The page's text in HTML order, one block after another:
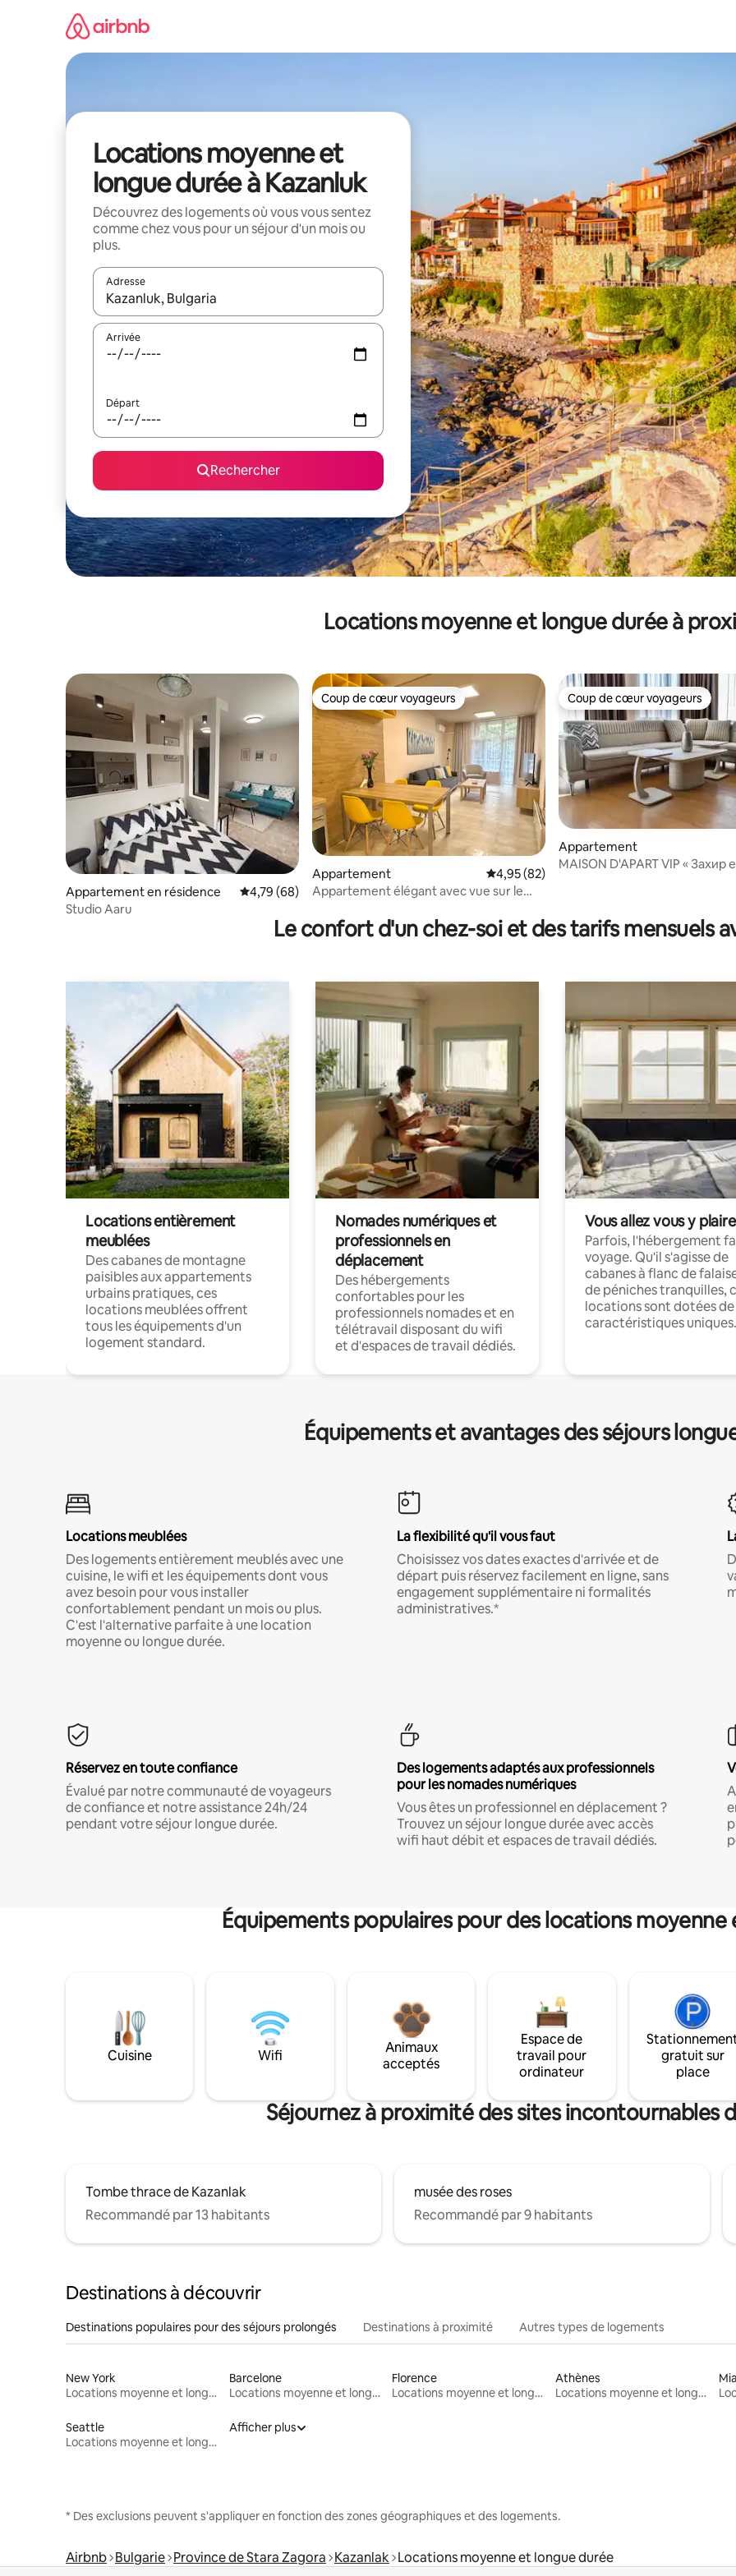
Locations moyenne et
longue durée à Kazanluk
Découvrez des logements où vous vous sentez
comme chez vous pour un séjour d'un mois ou
plus.
Adresse
Lorsque les résultats s'affichent, utilisez les flèches vers le haut et vers le bas pour les parcourir ou en appuyant et en
Arrivée
Départ
Rechercher
Locations moyenne et longue durée à
Appartement en résidence Évaluation moyenne sur la base de 68 commentaires : 4,79 sur 5
4,79 (68)
Studio Aaru
Coup de cœur voyageurs
Coup de cœur voyageurs
Appartement Évaluation moyenne sur la base de 82
4,95 (82)
Appartement élégant avec vue sur le
Coup de cœur voyageurs
Coup de cœur voyageurs
Appartement
MAISON D'APART VIP « Захир
Le confort d'un chez-soi et des tarifs mensuels
Locations entièrement
meublées
Des cabanes de montagne
paisibles aux appartements
urbains pratiques, ces
locations meublées offrent
tous les équipements d'un
logement standard.
Nomades numériques et
professionnels en
déplacement
Des hébergements
confortables pour les
professionnels nomades et en
télétravail disposant du wifi
et d'espaces de travail dédiés.
Vous allez vous y plaire
Parfois, l'hébergement
voyage. Qu'il s'agisse de
cabanes à flanc de
de péniches tranquilles,
locations sont dotées de
caractéristiques uniques.
Équipements et avantages des séjours
Locations meublées
Des logements entièrement meublés avec une
cuisine, le wifi et les équipements dont vous
avez besoin pour vous installer
confortablement pendant un mois ou plus.
C'est l'alternative parfaite à une location
moyenne ou longue durée.
La flexibilité qu'il vous faut
Choisissez vos dates exactes d'arrivée et de
départ puis réservez facilement en ligne, sans
engagement supplémentaire ni formalités
administratives.*
Réservez en toute confiance
Évalué par notre communauté de voyageurs
de confiance et notre assistance 24h/24
pendant votre séjour longue durée.
Des logements adaptés aux professionnels
pour les nomades numériques
Vous êtes un professionnel en déplacement ?
Trouvez un séjour longue durée avec accès
wifi haut débit et espaces de travail dédiés.
Équipements populaires pour des locations
Cuisine Wifi
Animaux
acceptés
Espace de
travail pour
ordinateur
gratuit sur
place
Séjournez à proximité des sites incontournables
Tombe thrace de Kazanlak
Recommandé par 13 habitants
musée des roses
Recommandé par 9 habitants
Destinations à découvrir
Destinations populaires pour des séjours prolongés Destinations à proximité Autres types de logements
New York
Locations moyenne et longue durée
Barcelone
Locations moyenne et longue durée
Florence
Locations moyenne et longue durée
Athènes
Locations moyenne et longue durée
Seattle
Locations moyenne et longue durée
Afficher plus
* Des exclusions peuvent s'appliquer en fonction des zones géographiques et des logements.
Airbnb Bulgarie Province de Stara Zagora Kazanlak Locations moyenne et longue durée